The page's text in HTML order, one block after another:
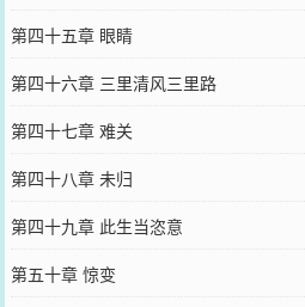
第四十五章 眼睛
第四十六章 三里清风三里路
第四十七章 难关
第四十八章 未归
第四十九章 此生当恣意
第五十章 惊变